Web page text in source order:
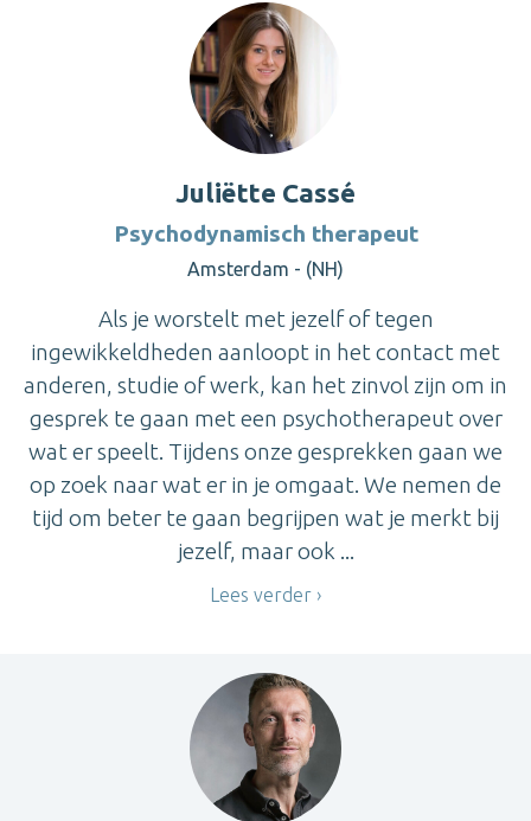
Juliëtte Cassé
Psychodynamisch therapeut
Amsterdam - (NH)
Als je worstelt met jezelf of tegen
ingewikkeldheden aanloopt in het contact met
anderen, studie of werk, kan het zinvol zijn om in
gesprek te gaan met een psychotherapeut over
wat er speelt. Tijdens onze gesprekken gaan we
op zoek naar wat er in je omgaat. We nemen de
tijd om beter te gaan begrijpen wat je merkt bij
jezelf, maar ook ...
Lees verder